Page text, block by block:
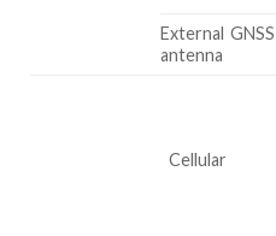
External GNSS
antenna
Cellular